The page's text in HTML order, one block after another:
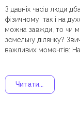
З давніх часів люди
фізичному, так і на
можна завжди, то чи
земельну ділянку?
важливих моментів:
Читати...